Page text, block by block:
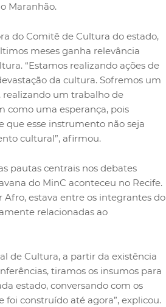
Maranhão.
do Comitê de Cultura do estado,
meses ganha relevância
“Estamos realizando ações de
da cultura. Sofremos um
realizando um trabalho de
como uma esperança, pois
que esse instrumento não seja
cultural”, afirmou.
pautas centrais nos debates
do MinC aconteceu no Recife.
estava entre os integrantes do
relacionadas ao
de Cultura, a partir da existência
tiramos os insumos para
estado, conversando com os
construído até agora”, explicou.